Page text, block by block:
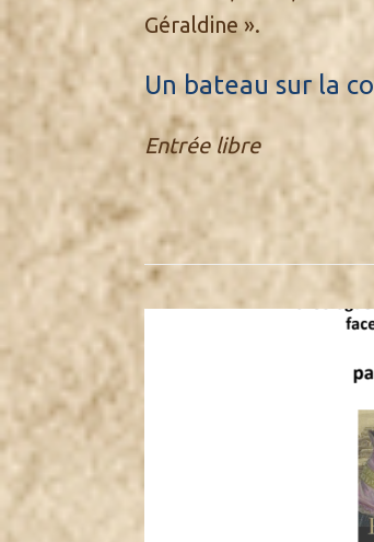
Géraldine ».
Un bateau sur la
Entrée libre